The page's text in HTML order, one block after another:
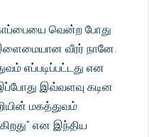
வென்ற போது
வீரர் நானே.
எப்படிப்பட்டது என
இவ்வளவு கடின
மகத்துவம்
என இந்திய